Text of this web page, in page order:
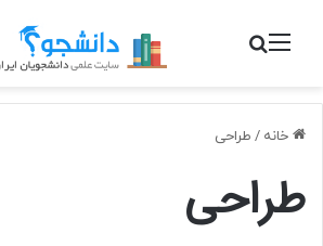
منو جستجو برای
خانه / طراحی
طراحی